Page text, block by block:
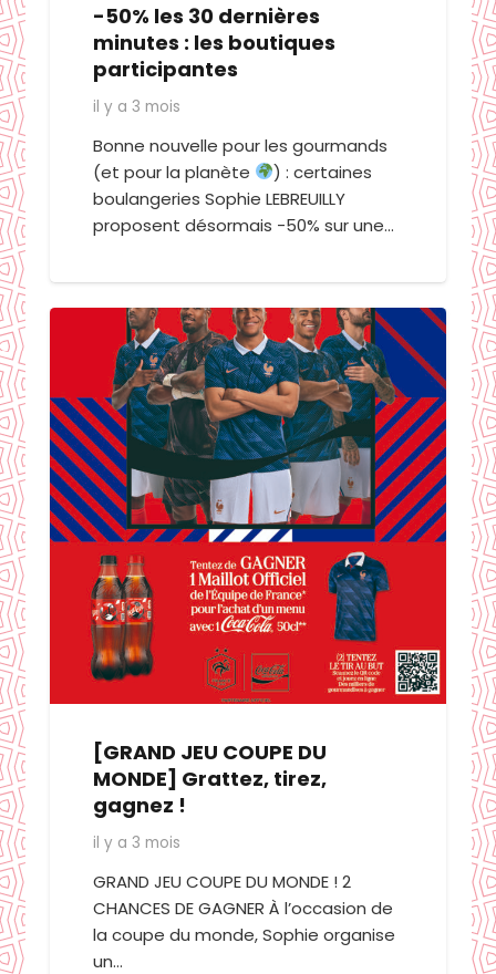
-50% les 30 dernières
minutes : les boutiques
participantes
il y a 3 mois
Bonne nouvelle pour les gourmands
(et pour la planète
) : certaines
boulangeries Sophie LEBREUILLY
proposent désormais -50% sur une…
[GRAND JEU COUPE DU
MONDE] Grattez, tirez,
gagnez !
il y a 3 mois
GRAND JEU COUPE DU MONDE ! 2
CHANCES DE GAGNER À l’occasion de
la coupe du monde, Sophie organise
un…